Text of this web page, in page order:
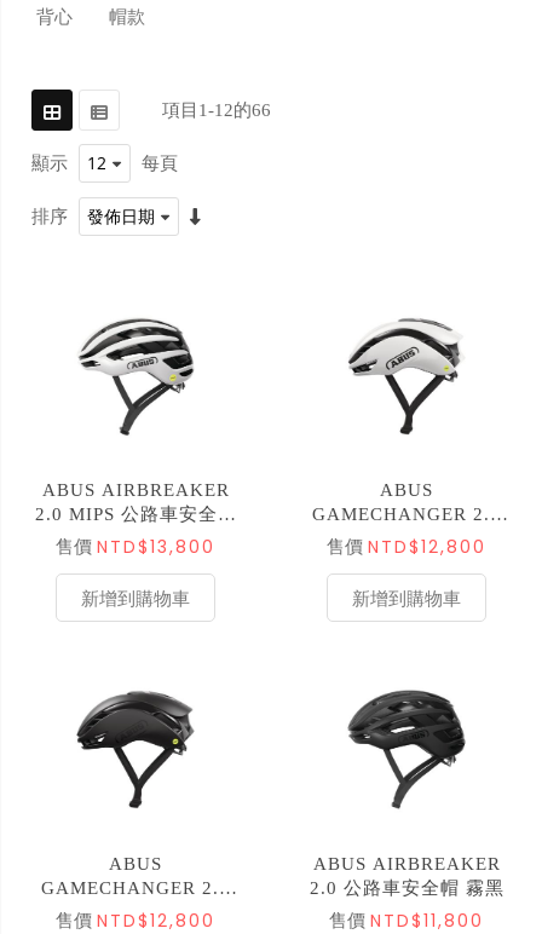
項目 1-12的66
顯示 每頁
排序
ABUS AIRBREAKER
2.0 MIPS 公路車安全帽
亮光白
售價 NTD$13,800
新增到購物車
ABUS
GAMECHANGER 2.0
空力安全帽 MIPS 亞版
售價 NTD$12,800
新增到購物車
ABUS
GAMECHANGER 2.0
空力安全帽 MIPS 亞版
售價 NTD$12,800
ABUS AIRBREAKER
2.0 公路車安全帽 霧黑
售價 NTD$11,800
背心 帽款